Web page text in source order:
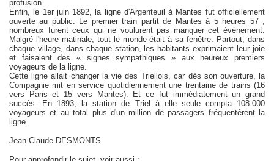
profusion.
Enfin, le 1er juin 1892, la ligne d'Argenteuil à Mantes fut officiellement
ouverte au public. Le premier train partit de Mantes à 5 heures 57 ;
nombreux furent ceux qui ne voulurent pas manquer cet événement.
Malgré l'heure matinale, tout le monde était à sa fenêtre. Partout, dans
chaque village, dans chaque station, les habitants exprimaient leur joie
et faisaient des « signes sympathiques » aux heureux premiers
voyageurs de la ligne.
Cette ligne allait changer la vie des Triellois, car dès son ouverture, la
Compagnie mit en service quotidiennement une trentaine de trains (16
vers Paris et 15 vers Mantes). Et ce fut immédiatement un grand
succès. En 1893, la station de Triel à elle seule compta 108.000
voyageurs et au total plus d'un million de passagers fréquentèrent la
ligne.
Jean-Claude DESMONTS